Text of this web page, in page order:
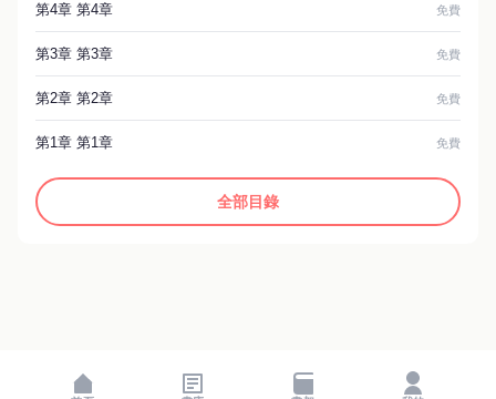
第4章 第4章 免費
第3章 第3章 免費
第2章 第2章 免費
第1章 第1章 免費
全部目錄